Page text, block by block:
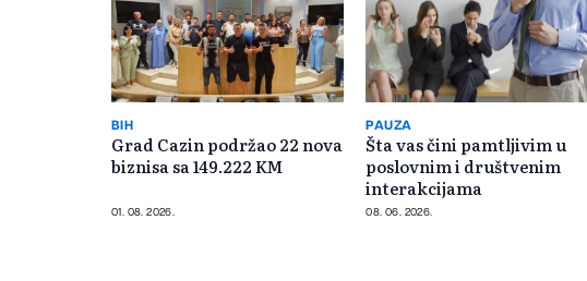
BIH
Grad Cazin podržao 22 nova
biznisa sa 149.222 KM
01. 08. 2026.
PAUZA
Šta vas čini pamtljivim u
poslovnim i društvenim
interakcijama
08. 06. 2026.